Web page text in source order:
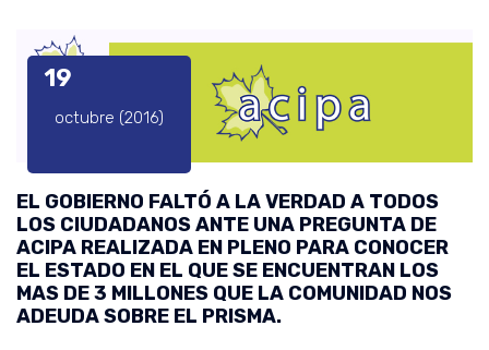
19
octubre (2016)
EL GOBIERNO FALTÓ A LA VERDAD A TODOS
LOS CIUDADANOS ANTE UNA PREGUNTA DE
ACIPA REALIZADA EN PLENO PARA CONOCER
EL ESTADO EN EL QUE SE ENCUENTRAN LOS
MAS DE 3 MILLONES QUE LA COMUNIDAD NOS
ADEUDA SOBRE EL PRISMA.